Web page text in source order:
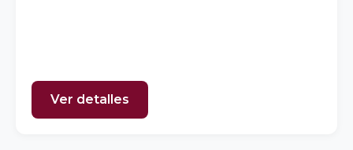
Ver detalles